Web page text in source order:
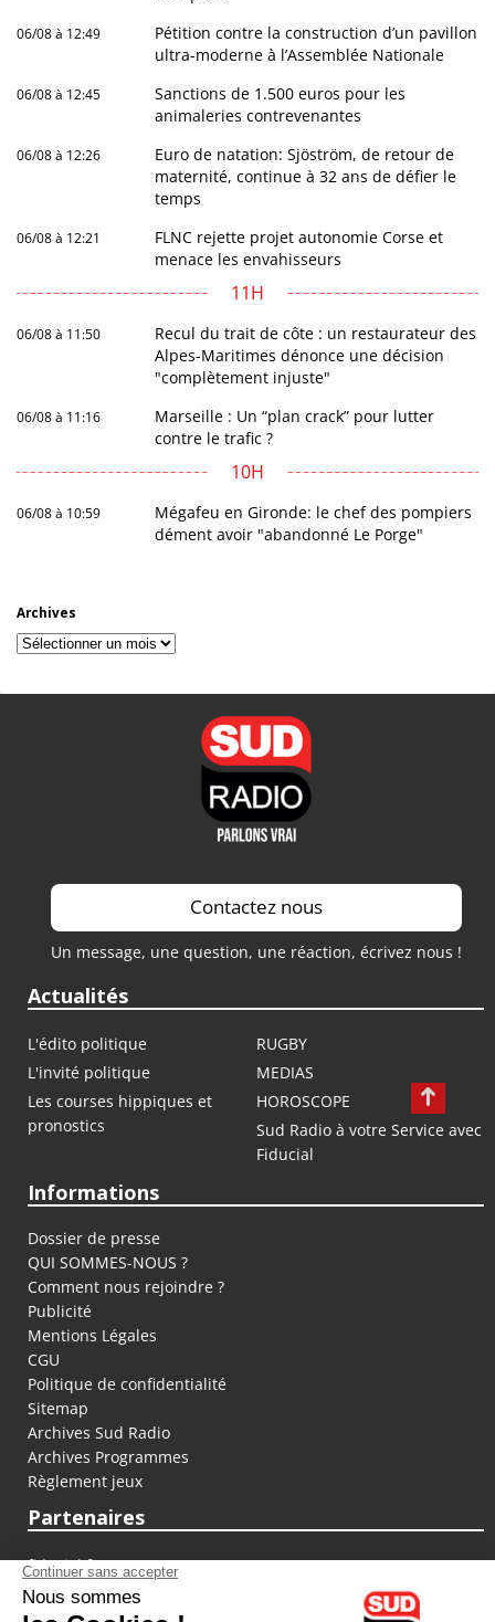
06/08 à 12:49
Pétition contre la construction d’un pavillon
ultra-moderne à l’Assemblée Nationale
06/08 à 12:45
Sanctions de 1.500 euros pour les
animaleries contrevenantes
06/08 à 12:26
Euro de natation: Sjöström, de retour de
maternité, continue à 32 ans de défier le
temps
06/08 à 12:21
FLNC rejette projet autonomie Corse et
menace les envahisseurs
11H
06/08 à 11:50
Recul du trait de côte : un restaurateur des
Alpes-Maritimes dénonce une décision
"complètement injuste"
06/08 à 11:16
Marseille : Un “plan crack” pour lutter
contre le trafic ?
10H
06/08 à 10:59
Mégafeu en Gironde: le chef des pompiers
dément avoir "abandonné Le Porge"
Archives
Archives
Contactez nous
Un message, une question, une réaction, écrivez nous !
Actualités
L'édito politique
RUGBY
L'invité politique
MEDIAS
Les courses hippiques et
pronostics
HOROSCOPE
Sud Radio à votre Service avec
Fiducial
Informations
Dossier de presse
QUI SOMMES-NOUS ?
Comment nous rejoindre ?
Publicité
Mentions Légales
CGU
Politique de confidentialité
Sitemap
Archives Sud Radio
Archives Programmes
Règlement jeux
Partenaires
fiducial.fr
lyoncapitale.fr